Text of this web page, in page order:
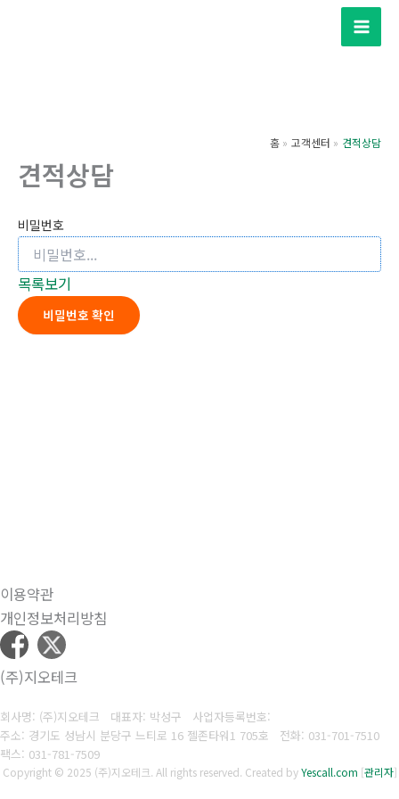
홈 고객센터 견적상담
견적상담
비밀번호
목록보기
비밀번호 확인
이용약관
개인정보처리방침
(주)지오테크
회사명: (주)지오테크 대표자: 박성구 사업자등록번호:
주소: 경기도 성남시 분당구 느티로 16 젤존타워1 705호 전화: 031-701-7510
팩스: 031-781-7509
Copyright © 2025 (주)지오테크. All rights reserved. Created byYescall.com [관리자]